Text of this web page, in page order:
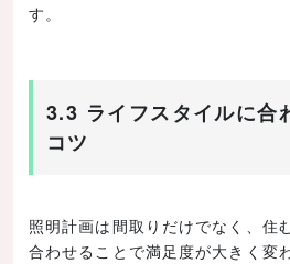
す。
3.3 ライフスタイルに合
コツ
照明計画は間取りだけでなく、住
合わせることで満足度が大きく変